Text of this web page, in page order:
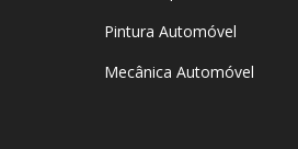
Pintura Automóvel
Mecânica Automóvel